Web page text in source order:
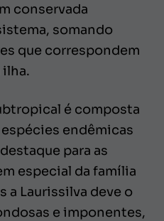
conservada
somando
que correspondem
é composta
endêmicas
para as
especial da família
a Laurissilva deve o
e imponentes,